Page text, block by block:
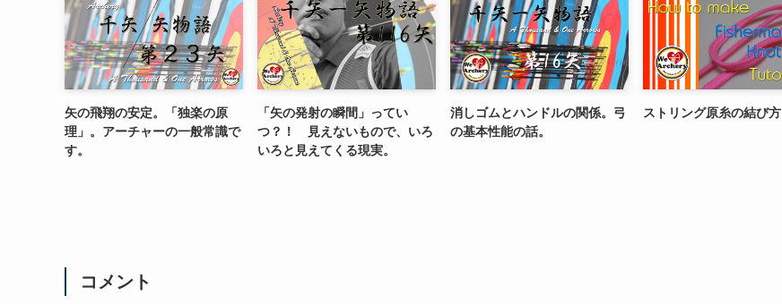
矢の飛翔の安定。「独楽の原
理」。アーチャーの一般常識で
す。
「矢の発射の瞬間」ってい
つ？！ 見えないもので、いろ
いろと見えてくる現実。
消しゴムとハンドルの関係。弓
の基本性能の話。
ストリング原糸の結び方
コメント